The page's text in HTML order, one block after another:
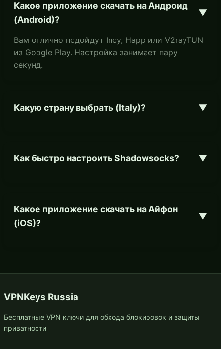
Какое приложение скачать на Андроид
(Android)?
▼
Вам отлично подойдут Incy, Happ или V2rayTUN
из Google Play. Настройка занимает пару
секунд.
Какую страну выбрать (Italy)? ▼
Как быстро настроить Shadowsocks? ▼
Какое приложение скачать на Айфон
(iOS)?
▼
VPNKeys Russia
Бесплатные VPN ключи для обхода блокировок и защиты
приватности